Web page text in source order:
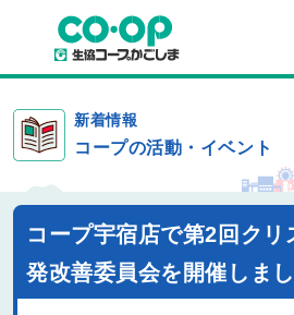
新着情報
コープの活動・イベント
コープ宇宿店で第2回クリ
発改善委員会を開催しま